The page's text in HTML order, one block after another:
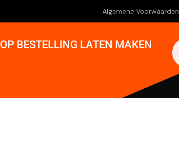
Algemene Voorwaarden
OP BESTELLING LATEN MAKEN